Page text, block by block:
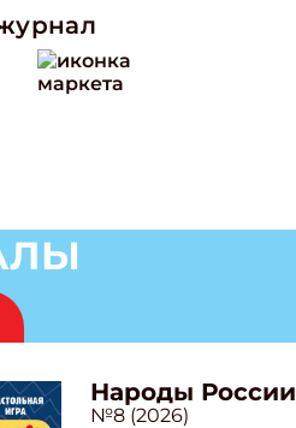
Народы России
№8 (2026)